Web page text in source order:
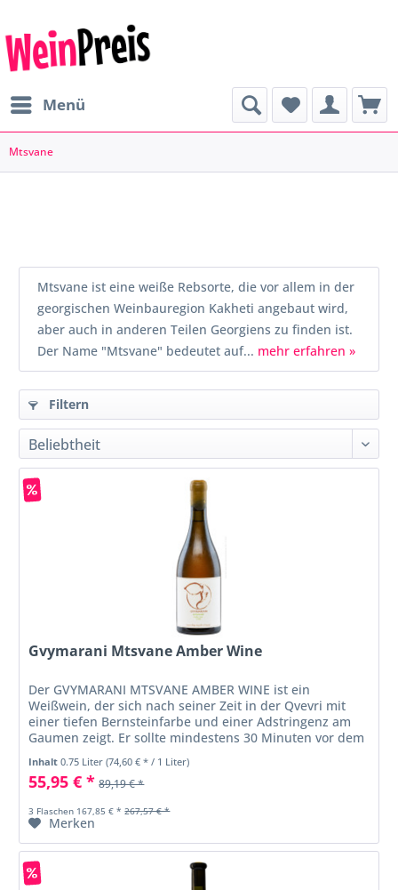
Menü
Mtsvane
Mtsvane ist eine weiße Rebsorte, die vor allem in der
georgischen Weinbauregion Kakheti angebaut wird,
aber auch in anderen Teilen Georgiens zu finden ist.
Der Name "Mtsvane" bedeutet auf... mehr erfahren »
Filtern
Gvymarani Mtsvane Amber Wine
Der GVYMARANI MTSVANE AMBER WINE ist ein
Weißwein, der sich nach seiner Zeit in der Qvevri mit
einer tiefen Bernsteinfarbe und einer Adstringenz am
Gaumen zeigt. Er sollte mindestens 30 Minuten vor dem
Genuss dekantiert und bei 16-18°...
Inhalt0.75 Liter(74,60 € * / 1 Liter)
55,95 € * 89,19 € *
3 Flaschen 167,85 € * 267,57 € *
Merken